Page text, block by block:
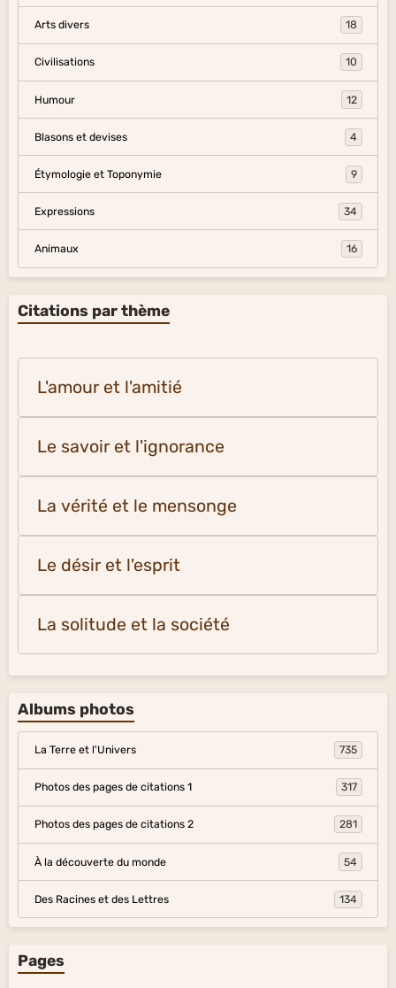
Arts divers 18
Civilisations 10
Humour 12
Blasons et devises 4
Étymologie et Toponymie 9
Expressions 34
Animaux 16
Citations par thème
L'amour et l'amitié
Le savoir et l'ignorance
La vérité et le mensonge
Le désir et l'esprit
La solitude et la société
Albums photos
La Terre et l'Univers 735
Photos des pages de citations 1 317
Photos des pages de citations 2 281
À la découverte du monde 54
Des Racines et des Lettres 134
Pages